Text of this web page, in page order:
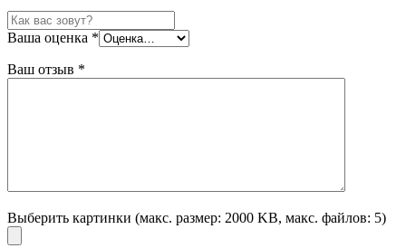
Ваша оценка *
Ваш отзыв *
Выберить картинки (макс. размер: 2000 KB, макс. файлов: 5)